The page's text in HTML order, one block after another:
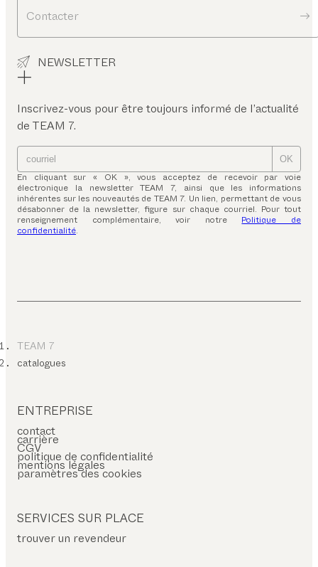
Contacter
NEWSLETTER
Inscrivez-vous pour être toujours informé de l’actualité
de TEAM 7.
OK
En cliquant sur « OK », vous acceptez de recevoir par voie
électronique la newsletter TEAM 7, ainsi que les informations
inhérentes sur les nouveautés de TEAM 7. Un lien, permettant de vous
désabonner de la newsletter, figure sur chaque courriel. Pour tout
renseignement complémentaire, voir notre Politique de
confidentialité.
TEAM 7
catalogues
ENTREPRISE
contact
carrière
CGV
politique de confidentialité
mentions légales
paramètres des cookies
SERVICES SUR PLACE
trouver un revendeur